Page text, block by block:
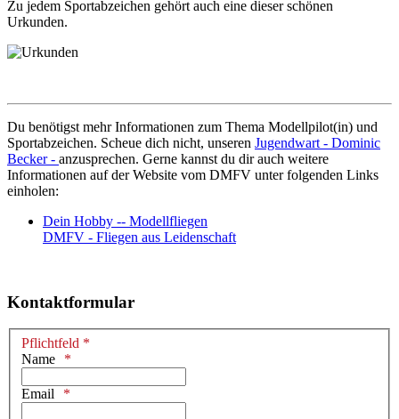
Zu jedem Sportabzeichen gehört auch eine dieser schönen
Urkunden.
Du benötigst mehr Informationen zum Thema Modellpilot(in) und
Sportabzeichen. Scheue dich nicht, unseren Jugendwart - Dominic
Becker - anzusprechen. Gerne kannst du dir auch weitere
Informationen auf der Website vom DMFV unter folgenden Links
einholen:
Dein Hobby -- Modellfliegen
DMFV - Fliegen aus Leidenschaft
Kontaktformular
Pflichtfeld *
Name
Email